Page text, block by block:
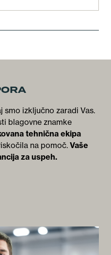
smo izključno zaradi Vas.
blagovne znamke
tehnična ekipa
na pomoč. Vaše
za uspeh.